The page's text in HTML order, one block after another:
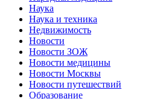
Наука
Наука и техника
Недвижимость
Новости
Новости ЗОЖ
Новости медицины
Новости Москвы
Новости путешествий
Образование